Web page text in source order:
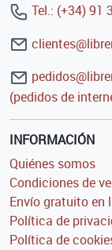
Tel.: (+34) 91
(pedidos de
INFORMACIÓN
Quiénes somos
Condiciones de
Envío gratuito en
Política de
Política de